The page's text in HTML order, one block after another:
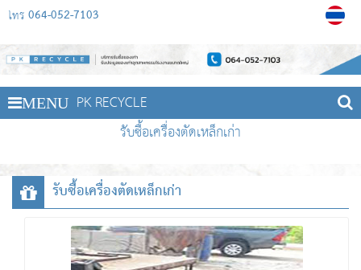
โทร 064-052-7103
MENU PK RECYCLE
รับซื้อเครื่องตัดเหล็กเก่า
รับซื้อเครื่องตัดเหล็กเก่า